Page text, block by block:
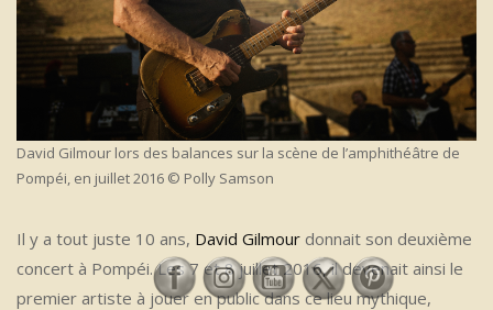
David Gilmour lors des balances sur la scène de l’amphithéâtre de
Pompéi, en juillet 2016 © Polly Samson
Il y a tout juste 10 ans, David Gilmour donnait son deuxième
concert à Pompéi. Les 7 et 8 juillet 2016, il devenait ainsi le
premier artiste à jouer en public dans ce lieu mythique,